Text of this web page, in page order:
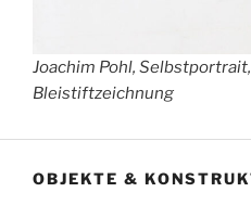
Joachim Pohl,
Bleistiftzeichnung
OBJEKTE &